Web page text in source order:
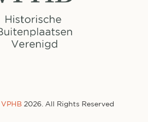
VPHB2026. All Rights Reserved